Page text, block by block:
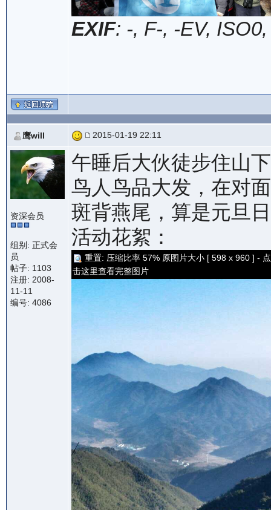
EXIF: -, F-, -EV,
鹰will 2015-01-19 22:11
资深会员
组别: 正式会
员
帖子: 1103
注册: 2008-
11-11
编号: 4086
午睡后大伙徒步住山
鸟人鸟品大发，在对
斑背燕尾，算是元旦
活动花絮：
重置: 压缩比率 57% 原图片大小 [ 598 x 960 ] - 点
击这里查看完整图片